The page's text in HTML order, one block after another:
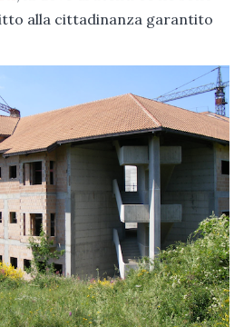
alla cittadinanza garantito